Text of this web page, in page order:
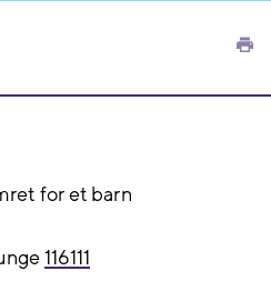
for et barn
116111